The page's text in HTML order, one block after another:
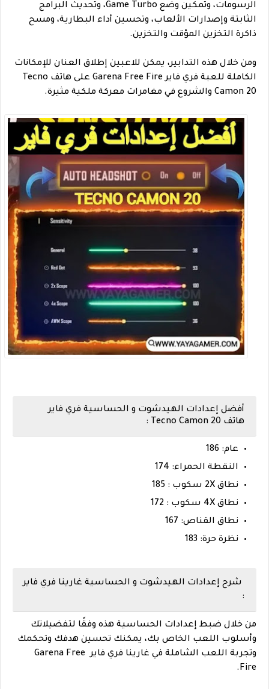
الرسومات، وتمكين وضع Game Turbo، وتحديث البرامج
الثابتة وإصدارات الألعاب، وتحسين أداء البطارية، ومسح
ذاكرة التخزين المؤقت والتخزين.
ومن خلال هذه التدابير، يمكن للاعبين إطلاق العنان للإمكانات
الكاملة للعبة فري فاير
Garena Free Fire على هاتف Tecno
Camon 20 والشروع في مغامرات معركة ملكية مثيرة.
أفضل إعدادات الهيدشوت و الحساسية فري فاير
هاتف Tecno Camon 20 :
عام: 186
النقطة الحمراء: 174
نطاق 2X سكوب : 185
نطاق 4X سكوب : 172
نطاق القناص: 167
نظرة حرة: 183
شرح إعدادات الهيدشوت و الحساسية غارينا فري فاير
:
من خلال ضبط إعدادات الحساسية هذه وفقًا لتفضيلاتك
وأسلوب اللعب الخاص بك، يمكنك تحسين هدفك وتحكمك
وتجربة اللعب الشاملة في غارينا فري فاير Garena Free
Fire.